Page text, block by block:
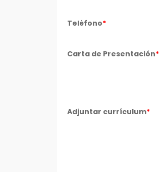
Teléfono*
Carta de Presentación*
Adjuntar currículum*